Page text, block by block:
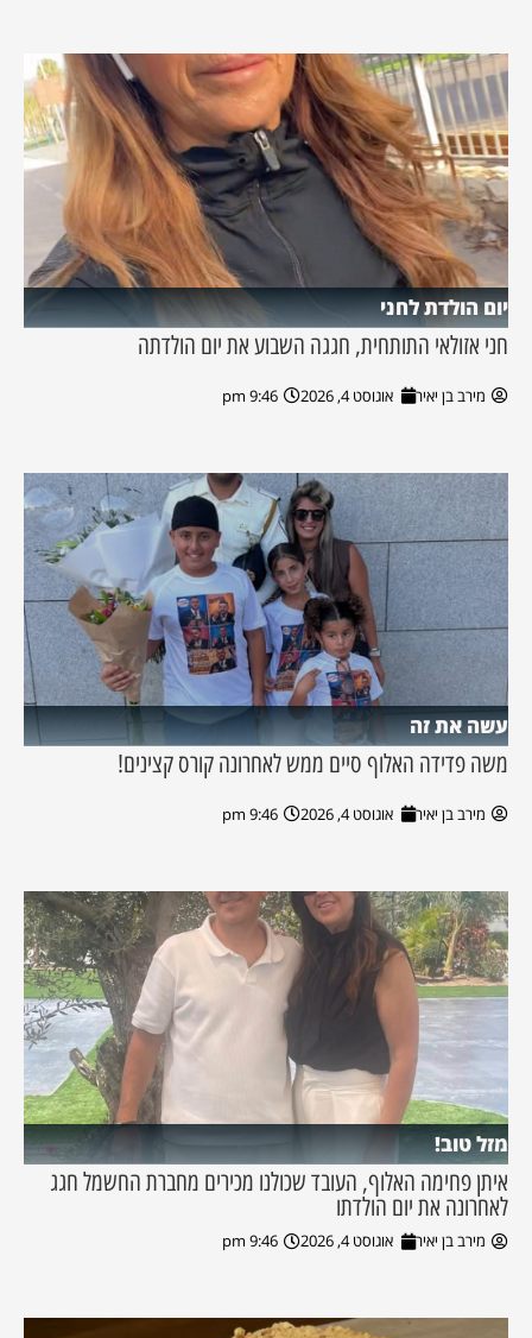
יום הולדת לחני
חני אזולאי התותחית, חגגה השבוע את יום הולדתה
מירב בן יאיר אוגוסט 4, 2026 9:46 pm
עשה את זה
משה פדידה האלוף סיים ממש לאחרונה קורס קצינים!
מירב בן יאיר אוגוסט 4, 2026 9:46 pm
מזל טוב!
איתן פחימה האלוף, העובד שכולנו מכירים מחברת החשמל חגג
לאחרונה את יום הולדתו
מירב בן יאיר אוגוסט 4, 2026 9:46 pm